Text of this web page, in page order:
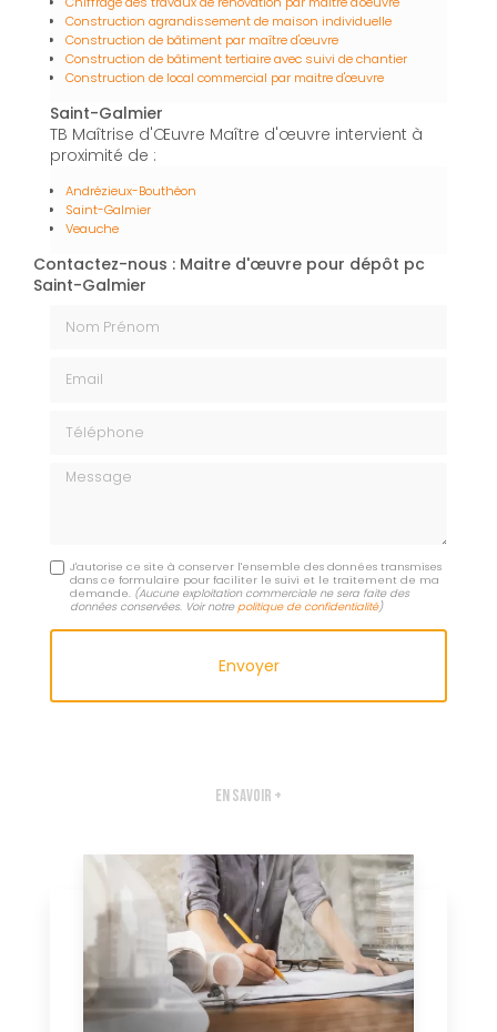
Construction agrandissement de maison individuelle
Construction de bâtiment par maître d'œuvre
Construction de bâtiment tertiaire avec suivi de chantier
Construction de local commercial par maitre d'œuvre
Saint-Galmier
TB Maîtrise d'Œuvre Maître d'œuvre intervient à
proximité de :
Andrézieux-Bouthéon
Saint-Galmier
Veauche
Contactez-nous : Maitre d'œuvre pour dépôt pc
Saint-Galmier
Message
J'autorise ce site à conserver l'ensemble des données transmises
dans ce formulaire pour faciliter le suivi et le traitement de ma
demande. (Aucune exploitation commerciale ne sera faite des
données conservées. Voir notrepolitique de confidentialité)
En savoir +